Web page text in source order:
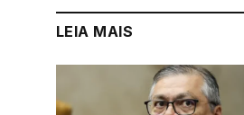
LEIA MAIS